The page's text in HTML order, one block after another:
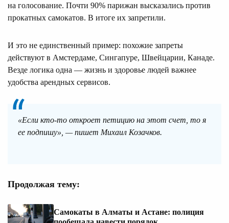
на голосование. Почти 90% парижан высказались против
прокатных самокатов. В итоге их запретили.
И это не единственный пример: похожие запреты
действуют в Амстердаме, Сингапуре, Швейцарии, Канаде.
Везде логика одна — жизнь и здоровье людей важнее
удобства арендных сервисов.
«Если кто-то откроет петицию на этот счет, то я
ее подпишу», — пишет Михаил Козачков.
Продолжая тему:
Самокаты в Алматы и Астане: полиция